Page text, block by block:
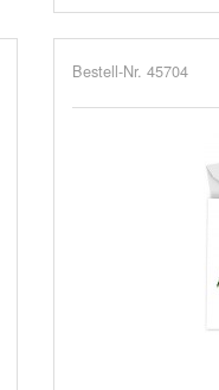
Bestell-Nr. 45704